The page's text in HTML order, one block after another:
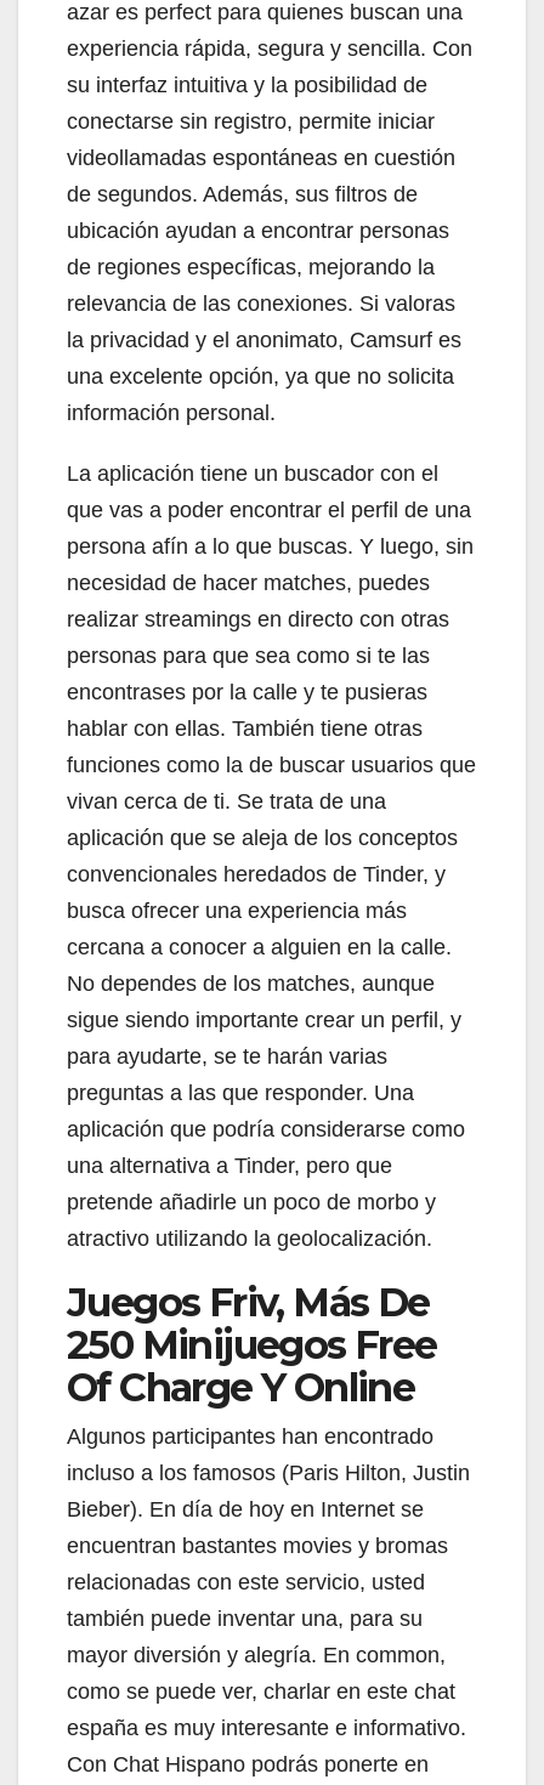
azar es perfect para quienes buscan una
experiencia rápida, segura y sencilla. Con
su interfaz intuitiva y la posibilidad de
conectarse sin registro, permite iniciar
videollamadas espontáneas en cuestión
de segundos. Además, sus filtros de
ubicación ayudan a encontrar personas
de regiones específicas, mejorando la
relevancia de las conexiones. Si valoras
la privacidad y el anonimato, Camsurf es
una excelente opción, ya que no solicita
información personal.
La aplicación tiene un buscador con el
que vas a poder encontrar el perfil de una
persona afín a lo que buscas. Y luego, sin
necesidad de hacer matches, puedes
realizar streamings en directo con otras
personas para que sea como si te las
encontrases por la calle y te pusieras
hablar con ellas. También tiene otras
funciones como la de buscar usuarios que
vivan cerca de ti. Se trata de una
aplicación que se aleja de los conceptos
convencionales heredados de Tinder, y
busca ofrecer una experiencia más
cercana a conocer a alguien en la calle.
No dependes de los matches, aunque
sigue siendo importante crear un perfil, y
para ayudarte, se te harán varias
preguntas a las que responder. Una
aplicación que podría considerarse como
una alternativa a Tinder, pero que
pretende añadirle un poco de morbo y
atractivo utilizando la geolocalización.
Juegos Friv, Más De
250 Minijuegos Free
Of Charge Y Online
Algunos participantes han encontrado
incluso a los famosos (Paris Hilton, Justin
Bieber). En día de hoy en Internet se
encuentran bastantes movies y bromas
relacionadas con este servicio, usted
también puede inventar una, para su
mayor diversión y alegría. En common,
como se puede ver, charlar en este chat
españa es muy interesante e informativo.
Con Chat Hispano podrás ponerte en